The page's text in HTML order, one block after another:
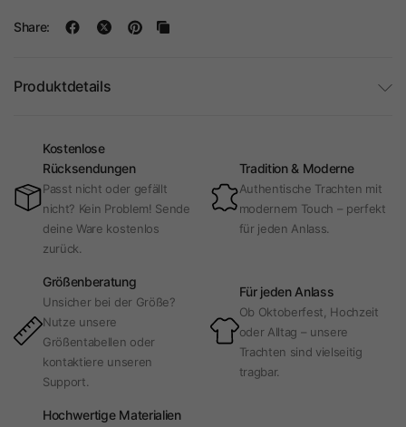
Share:
Produktdetails
Kostenlose
Rücksendungen
Passt nicht oder gefällt
nicht? Kein Problem! Sende
deine Ware kostenlos
zurück.
Tradition & Moderne
Authentische Trachten mit
modernem Touch – perfekt
für jeden Anlass.
Größenberatung
Unsicher bei der Größe?
Nutze unsere
Größentabellen oder
kontaktiere unseren
Support.
Für jeden Anlass
Ob Oktoberfest, Hochzeit
oder Alltag – unsere
Trachten sind vielseitig
tragbar.
Hochwertige Materialien